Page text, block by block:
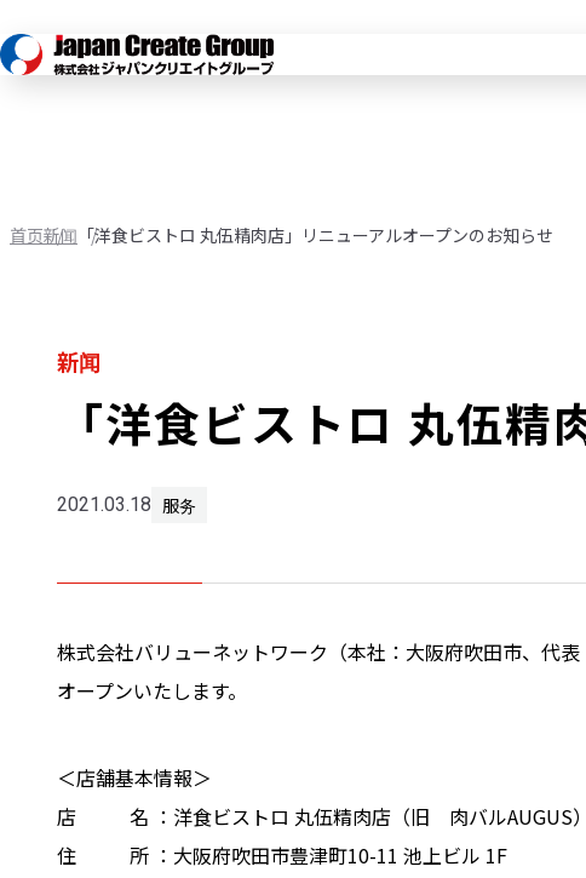
首页新闻 「洋食ビストロ 丸伍精肉店」リニューアルオープンのお知らせ
新闻
「洋食ビストロ 丸伍
2021.03.18 服务
株式会社バリューネットワーク（本社：大阪府吹田市、代
オープンいたします。
＜店舗基本情報＞
店 名 ：洋食ビストロ 丸伍精肉店（旧 肉バルAUGUS）
住 所 ：大阪府吹田市豊津町10-11 池上ビル 1F